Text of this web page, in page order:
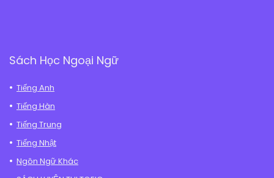
Sách Học Ngoại Ngữ
Tiếng Anh
Tiếng Hàn
Tiếng Trung
Tiếng Nhật
Ngôn Ngữ Khác